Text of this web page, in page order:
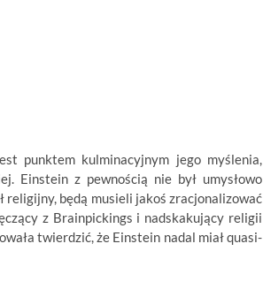
punktem kulminacyjnym jego myślenia,
Einstein z pewnością nie był umysłowo
religijny, będą musieli jakoś zracjonalizować
z Brainpickings i nadskakujący religii
twierdzić, że Einstein nadal miał quasi-